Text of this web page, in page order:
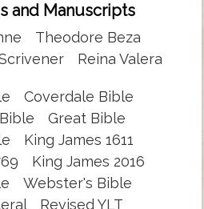
and Manuscripts
Theodore Beza
Reina Valera
Coverdale Bible
Great Bible
King James 1611
King James 2016
Webster's Bible
Revised YLT